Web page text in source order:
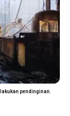
pendinginan.